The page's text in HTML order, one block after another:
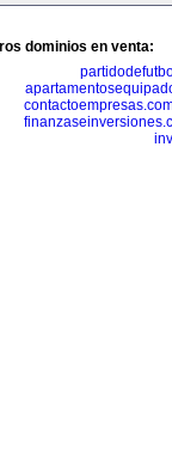
dominios en venta: